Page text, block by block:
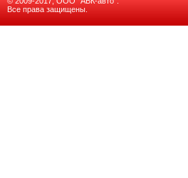
Все права защищены.